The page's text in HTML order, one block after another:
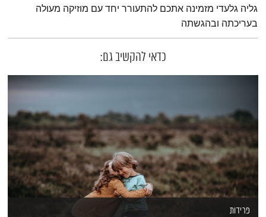
תמצית הפודקאסט
גליה גלעדי מזמינה אתכם להתעורר יחד עם מוזיקה מעולה
בעריכתה ובהגשתה
כדאי להקשיב גם:
פרידות